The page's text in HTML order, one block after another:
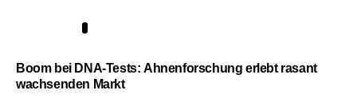
Boom bei DNA-Tests: Ahnenforschung erlebt rasant
wachsenden Markt